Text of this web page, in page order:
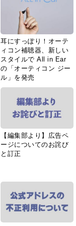
耳にすっぽり！オーテ
ィコン補聴器、新しい
スタイルで All in Ear
の「オーティコン ジー
ル」を発売
【編集部より】広告ペ
ージについてのお詫び
と訂正